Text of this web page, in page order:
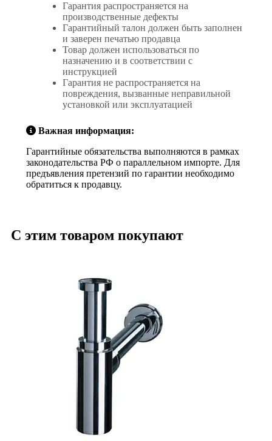
Гарантия распространяется на
производственные дефекты
Гарантийный талон должен быть заполнен
и заверен печатью продавца
Товар должен использоваться по
назначению и в соответствии с
инструкцией
Гарантия не распространяется на
повреждения, вызванные неправильной
установкой или эксплуатацией
Важная информация:
Гарантийные обязательства выполняются в рамках
законодательства РФ о параллельном импорте. Для
предъявления претензий по гарантии необходимо
обратиться к продавцу.
С этим товаром покупают